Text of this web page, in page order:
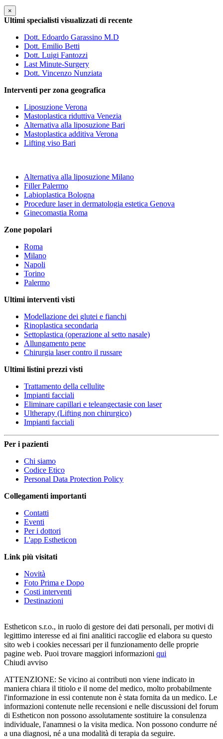
×
Ultimi specialisti visualizzati di recente
Dott. Edoardo Garassino M.D
Dott. Emilio Betti
Dott. Luigi Fantozzi
Last Minute-Surgery
Dott. Vincenzo Nunziata
Interventi per zona geografica
Liposuzione Verona
Mastoplastica riduttiva Venezia
Alternativa alla liposuzione Bari
Mastoplastica additiva Verona
Lifting viso Bari
Alternativa alla liposuzione Milano
Filler Palermo
Labioplastica Bologna
Procedure laser in dermatologia estetica Genova
Ginecomastia Roma
Zone popolari
Roma
Milano
Napoli
Torino
Palermo
Ultimi interventi visti
Modellazione dei glutei e fianchi
Rinoplastica secondaria
Settoplastica (operazione al setto nasale)
Allungamento pene
Chirurgia laser contro il russare
Ultimi listini prezzi visti
Trattamento della cellulite
Impianti facciali
Eliminare capillari e teleangectasie con laser
Ultherapy (Lifting non chirurgico)
Impianti facciali
Per i pazienti
Chi siamo
Codice Etico
Personal Data Protection Policy
Collegamenti importanti
Contatti
Eventi
Per i dottori
L'app Estheticon
Link più visitati
Novità
Foto Prima e Dopo
Costi interventi
Destinazioni
Estheticon s.r.o., in ruolo di gestore dei dati personali, per motivi di
legittimo interesse ed ai fini analitici raccoglie ed elabora su questo
sito web i cookies necessari per il funzionamento delle proprie
pagine web. Puoi trovare maggiori informazioni qui
Chiudi avviso
ATTENZIONE: Se vicino ai contributi non viene indicato in
maniera chiara il titiolo e il nome del medico, molto probabilmente
l'informazione in essi contenute non è stata fornita da un medico. Le
informazioni contenute nelle recensioni e nelle discussioni del forum
di Estheticon non possono assolutamente sostituire la consulenza
individuale, l'anamnesi o la visita medica. Non possono condurre né
a una diagnosi, né a una modalità di terapia da seguire.